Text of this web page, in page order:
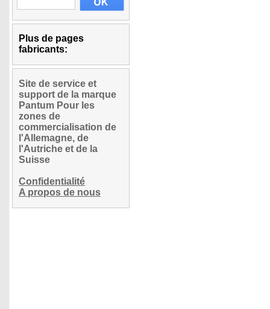
Plus de pages
fabricants:
Site de service et
support de la marque
Pantum Pour les
zones de
commercialisation de
l'Allemagne, de
l'Autriche et de la
Suisse
Confidentialité
A propos de nous